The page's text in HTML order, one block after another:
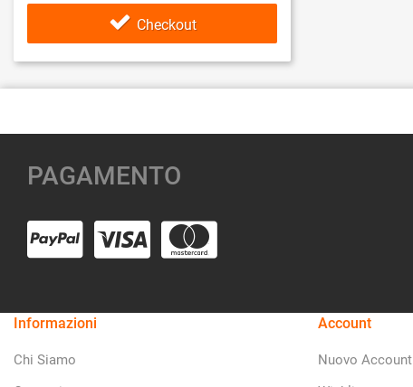
Checkout
PAGAMENTO
Informazioni
Chi Siamo
Account
Nuovo Account